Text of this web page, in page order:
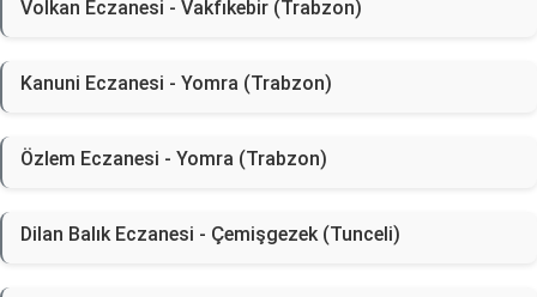
Volkan Eczanesi - Vakfıkebir (Trabzon)
Kanuni Eczanesi - Yomra (Trabzon)
Özlem Eczanesi - Yomra (Trabzon)
Dilan Balık Eczanesi - Çemişgezek (Tunceli)